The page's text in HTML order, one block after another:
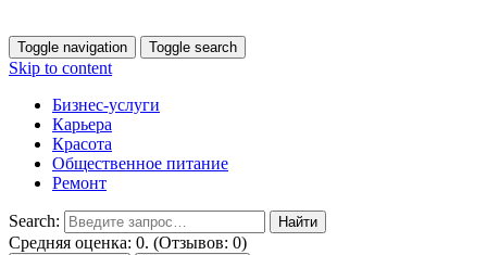
Toggle navigation Toggle search
Skip to content
Бизнес-услуги
Карьера
Красота
Общественное питание
Ремонт
Search:
Средняя оценка: 0. (Отзывов: 0)